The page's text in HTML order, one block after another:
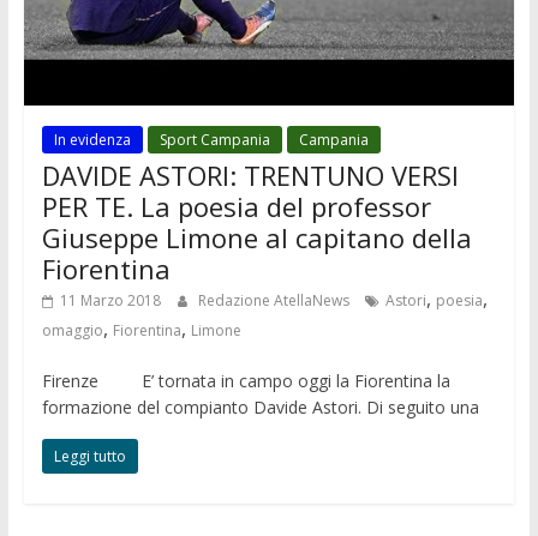
In evidenza Sport Campania Campania
DAVIDE ASTORI: TRENTUNO VERSI
PER TE. La poesia del professor
Giuseppe Limone al capitano della
Fiorentina
11 Marzo 2018 Redazione AtellaNews Astori, poesia,
omaggio, Fiorentina, Limone
Firenze E’ tornata in campo oggi la Fiorentina la
formazione del compianto Davide Astori. Di seguito una
Leggi tutto